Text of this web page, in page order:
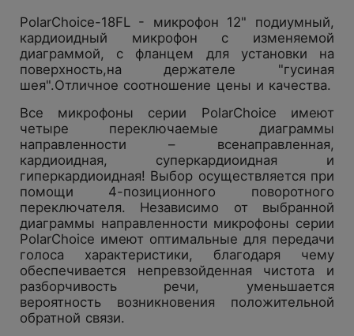
PolarChoice-18FL - микрофон 12" подиумный,
кардиоидный микрофон с изменяемой
диаграммой, с фланцем для установки на
поверхность,на держателе "гусиная
шея".Отличное соотношение цены и качества.
Все микрофоны серии PolarChoice имеют
четыре переключаемые диаграммы
направленности – всенаправленная,
кардиоидная, суперкардиоидная и
гиперкардиоидная! Выбор осуществляется при
помощи 4-позиционного поворотного
переключателя. Независимо от выбранной
диаграммы направленности микрофоны серии
PolarChoice имеют оптимальные для передачи
голоса характеристики, благодаря чему
обеспечивается непревзойденная чистота и
разборчивость речи, уменьшается
вероятность возникновения положительной
обратной связи.